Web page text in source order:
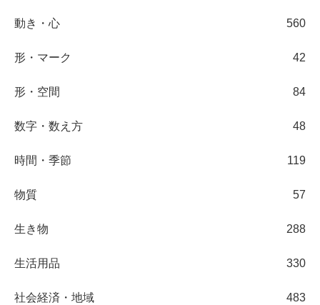
動き・心 560
形・マーク 42
形・空間 84
数字・数え方 48
時間・季節 119
物質 57
生き物 288
生活用品 330
社会経済・地域 483